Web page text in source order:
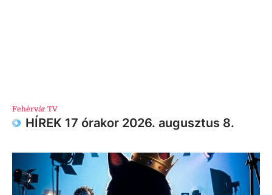
Fehérvár TV
HÍREK 17 órakor 2026. augusztus 8.